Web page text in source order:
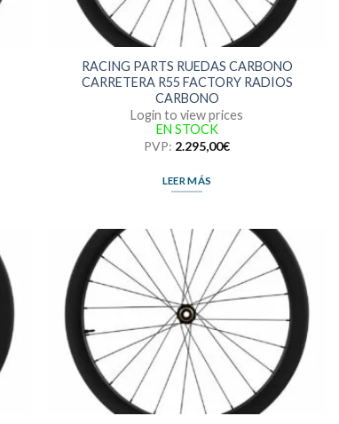
RACING PARTS RUEDAS CARBONO
CARRETERA R55 FACTORY RADIOS
CARBONO
Login to view prices
EN STOCK
PVP: 2.295,00€
LEER MÁS